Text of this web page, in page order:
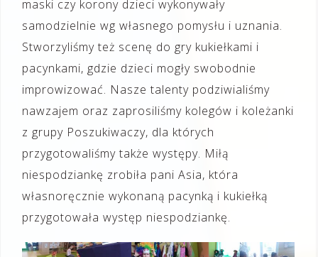
maski czy korony dzieci wykonywały
samodzielnie wg własnego pomysłu i uznania.
Stworzyliśmy też scenę do gry kukiełkami i
pacynkami, gdzie dzieci mogły swobodnie
improwizować. Nasze talenty podziwialiśmy
nawzajem oraz zaprosiliśmy kolegów i koleżanki
z grupy Poszukiwaczy, dla których
przygotowaliśmy także występy. Miłą
niespodziankę zrobiła pani Asia, która
własnoręcznie wykonaną pacynką i kukiełką
przygotowała występ niespodziankę.